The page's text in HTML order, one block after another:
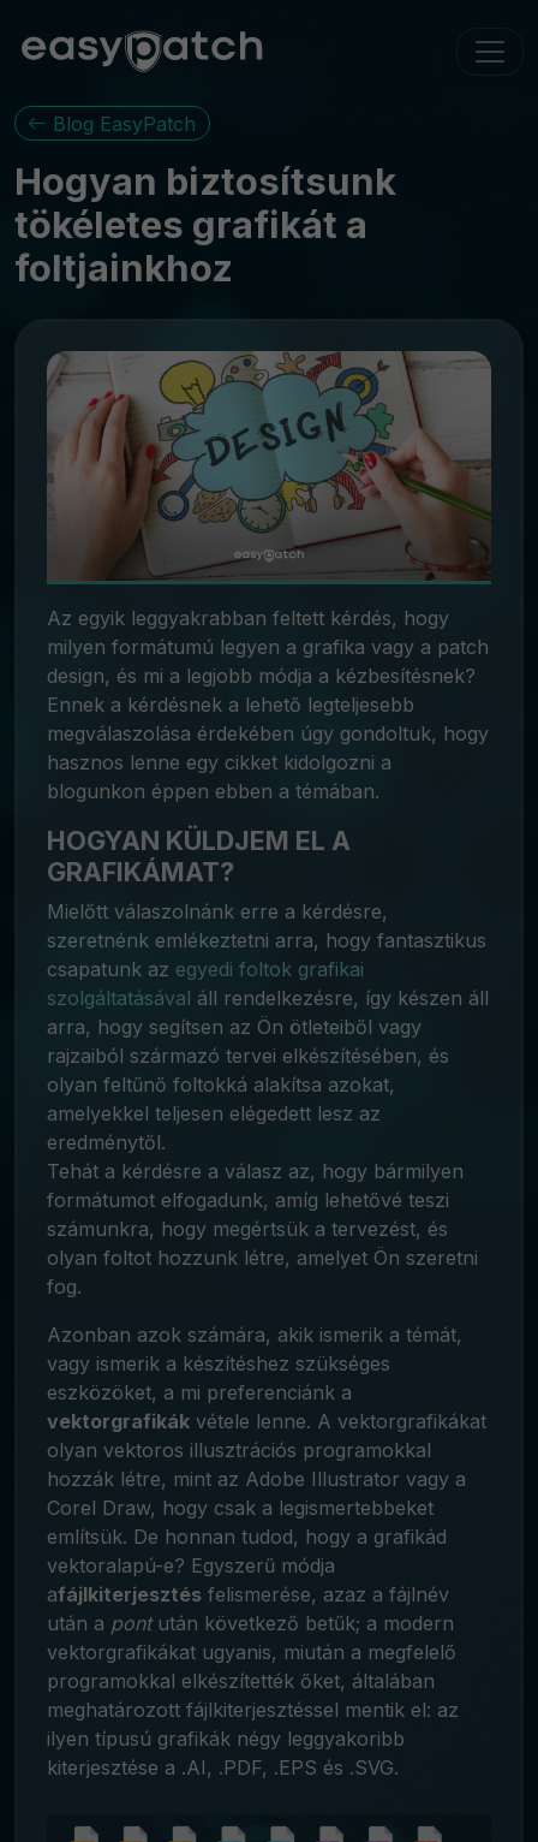
Blog EasyPatch
Hogyan biztosítsunk
tökéletes grafikát a
foltjainkhoz
Az egyik leggyakrabban feltett kérdés, hogy
milyen formátumú legyen a grafika vagy a patch
design, és mi a legjobb módja a kézbesítésnek?
Ennek a kérdésnek a lehető legteljesebb
megválaszolása érdekében úgy gondoltuk, hogy
hasznos lenne egy cikket kidolgozni a
blogunkon éppen ebben a témában.
HOGYAN KÜLDJEM EL A
GRAFIKÁMAT?
Mielőtt válaszolnánk erre a kérdésre,
szeretnénk emlékeztetni arra, hogy fantasztikus
csapatunk az egyedi foltok grafikai
szolgáltatásával áll rendelkezésre, így készen áll
arra, hogy segítsen az Ön ötleteiből vagy
rajzaiból származó tervei elkészítésében, és
olyan feltűnő foltokká alakítsa azokat,
amelyekkel teljesen elégedett lesz az
eredménytől.
Tehát a kérdésre a válasz az, hogy bármilyen
formátumot elfogadunk, amíg lehetővé teszi
számunkra, hogy megértsük a tervezést, és
olyan foltot hozzunk létre, amelyet Ön szeretni
fog.
Azonban azok számára, akik ismerik a témát,
vagy ismerik a készítéshez szükséges
eszközöket, a mi preferenciánk a
vektorgrafikákvétele lenne. A vektorgrafikákat
olyan vektoros illusztrációs programokkal
hozzák létre, mint az Adobe Illustrator vagy a
Corel Draw, hogy csak a legismertebbeket
említsük. De honnan tudod, hogy a grafikád
vektoralapú-e? Egyszerű módja
afájlkiterjesztésfelismerése, azaz a fájlnév
után a pontután következő betűk; a modern
vektorgrafikákat ugyanis, miután a megfelelő
programokkal elkészítették őket, általában
meghatározott fájlkiterjesztéssel mentik el: az
ilyen típusú grafikák négy leggyakoribb
kiterjesztése a .AI, .PDF, .EPS és .SVG.